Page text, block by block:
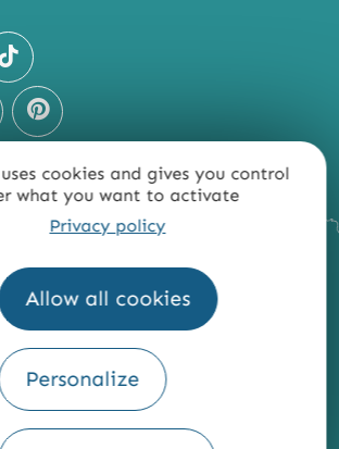
cookies and gives you control
what you want to activate
Privacy policy
Allow all cookies
Personalize